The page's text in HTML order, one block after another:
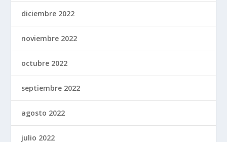
diciembre 2022
noviembre 2022
octubre 2022
septiembre 2022
agosto 2022
julio 2022